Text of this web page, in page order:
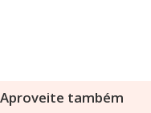
Aproveite também